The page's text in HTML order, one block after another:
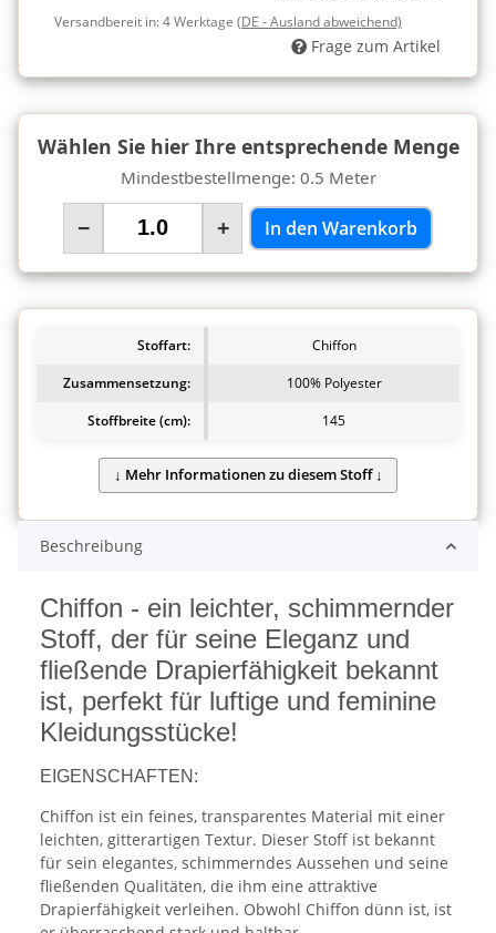
Versandbereit in:4 Werktage (DE - Ausland abweichend)
Frage zum Artikel
Wählen Sie hier Ihre entsprechende Menge
Mindestbestellmenge: 0.5 Meter
− + In den Warenkorb
Stoffart:
Chiffon
Zusammensetzung:
100% Polyester
Stoffbreite (cm):
145
Beschreibung
Chiffon - ein leichter, schimmernder
Stoff, der für seine Eleganz und
fließende Drapierfähigkeit bekannt
ist, perfekt für luftige und feminine
Kleidungsstücke!
EIGENSCHAFTEN:
Chiffon ist ein feines, transparentes Material mit einer
leichten, gitterartigen Textur. Dieser Stoff ist bekannt
für sein elegantes, schimmerndes Aussehen und seine
fließenden Qualitäten, die ihm eine attraktive
Drapierfähigkeit verleihen. Obwohl Chiffon dünn ist, ist